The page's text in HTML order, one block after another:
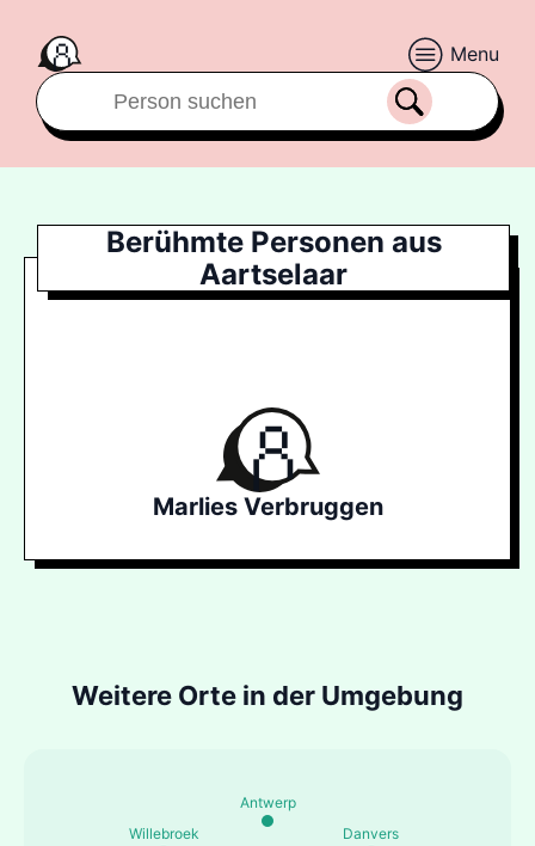
Menu
Berühmte Personen aus
Aartselaar
Marlies Verbruggen
Weitere Orte in der Umgebung
Willebroek
Antwerp
Danvers